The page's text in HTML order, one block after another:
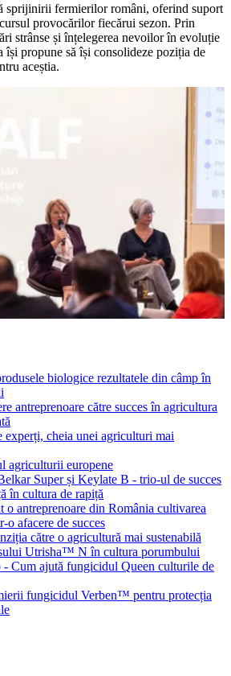
sprijinirii fermierilor români, oferind suport
provocărilor fiecărui sezon. Prin
strânse și înțelegerea nevoilor în evoluție
își propune să își consolideze poziția de
aceștia.
biologice rezultatele din câmp în
antreprenoare către succes în agricultura
experți, cheia unei agriculturi mai
agriculturii europene
Super și Keylate B - trio-ul de succes
în cultura de rapiță
o antreprenoare din România cultivarea
o afacere de succes
către o agricultură mai sustenabilă
Utrisha™ N în cultura porumbului
- Cum ajută fungicidul Queen culturile de
fungicidul Verben™ pentru protecția